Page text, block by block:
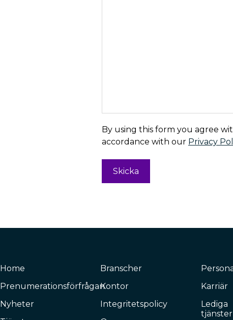
By using this form you agree
accordance with our Privacy
Home
Prenumerationsförfrågan
Nyheter
Branscher
Kontor
Integritetspolicy
Karriär
Lediga
tjänster